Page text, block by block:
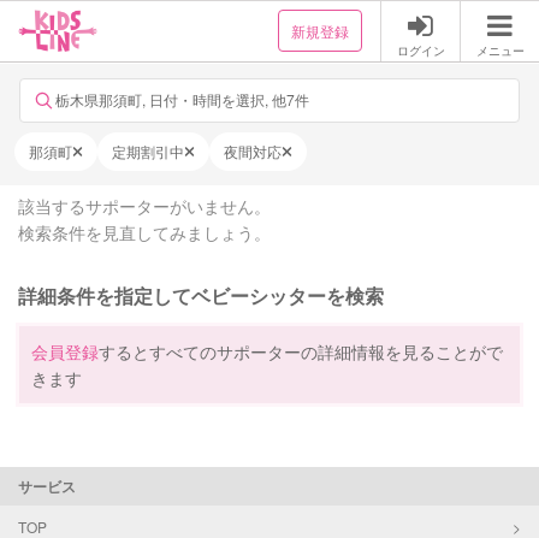
新規登録
ログイン メニュー
栃木県那須町, 日付・時間を選択, 他7件
那須町 定期割引中 夜間対応
該当するサポーターがいません。
検索条件を見直してみましょう。
詳細条件を指定してベビーシッターを検索
会員登録するとすべてのサポーターの詳細情報を見ることがで
きます
サービス
TOP